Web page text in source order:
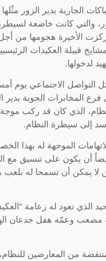
الجارية بدير الزور
والتي كانت خاضعة
الأخيرة هجومها من أجل
قبيلة العكيدات
لدخولها.
التواصل الاجتماعي يوم
المخابرات الجوية بدير
الذي كان قد ركب موجة
إلى سيطرة النظام.
الموجهة له بهذا
أيضاً أن يكون على تنسيق
لا يمكن أن تسمحا له بلعب
الذي تعود له زعامة
مصعب وعمّه هفل جدعان
من المعارضين